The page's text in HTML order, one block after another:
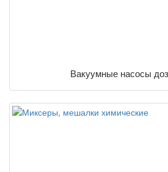
Вакуумные насосы